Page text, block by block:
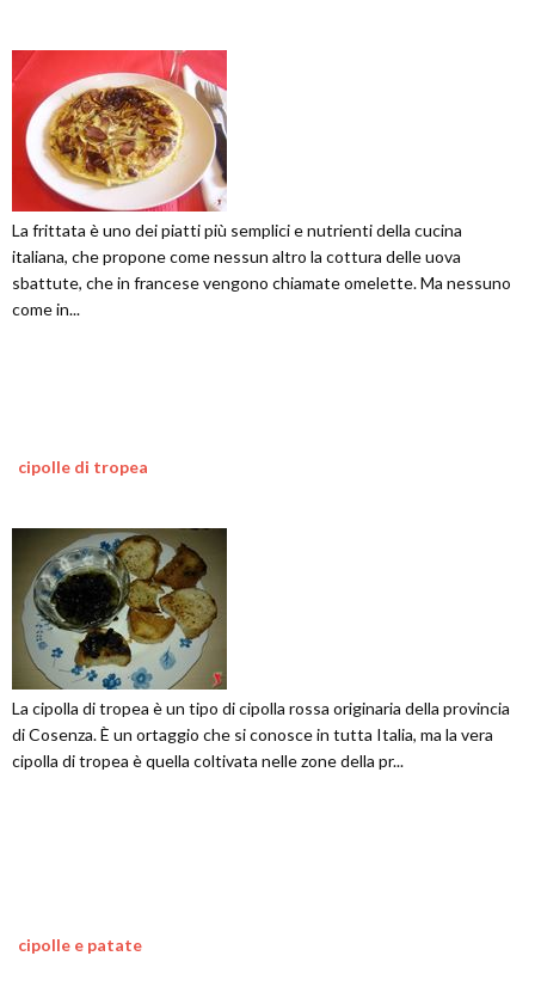
La frittata è uno dei piatti più semplici e nutrienti della cucina
italiana, che propone come nessun altro la cottura delle uova
sbattute, che in francese vengono chiamate omelette. Ma nessuno
come in...
cipolle di tropea
La cipolla di tropea è un tipo di cipolla rossa originaria della provincia
di Cosenza. È un ortaggio che si conosce in tutta Italia, ma la vera
cipolla di tropea è quella coltivata nelle zone della pr...
cipolle e patate